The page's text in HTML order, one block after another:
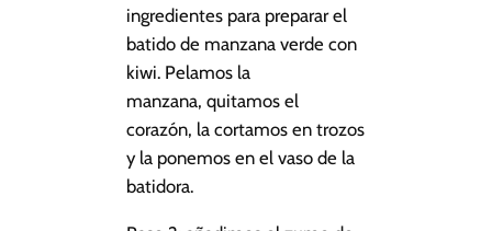
ingredientes para preparar el
batido de manzana verde con
kiwi. Pelamos la
manzana, quitamos el
corazón, la cortamos en trozos
y la ponemos en el vaso de la
batidora.